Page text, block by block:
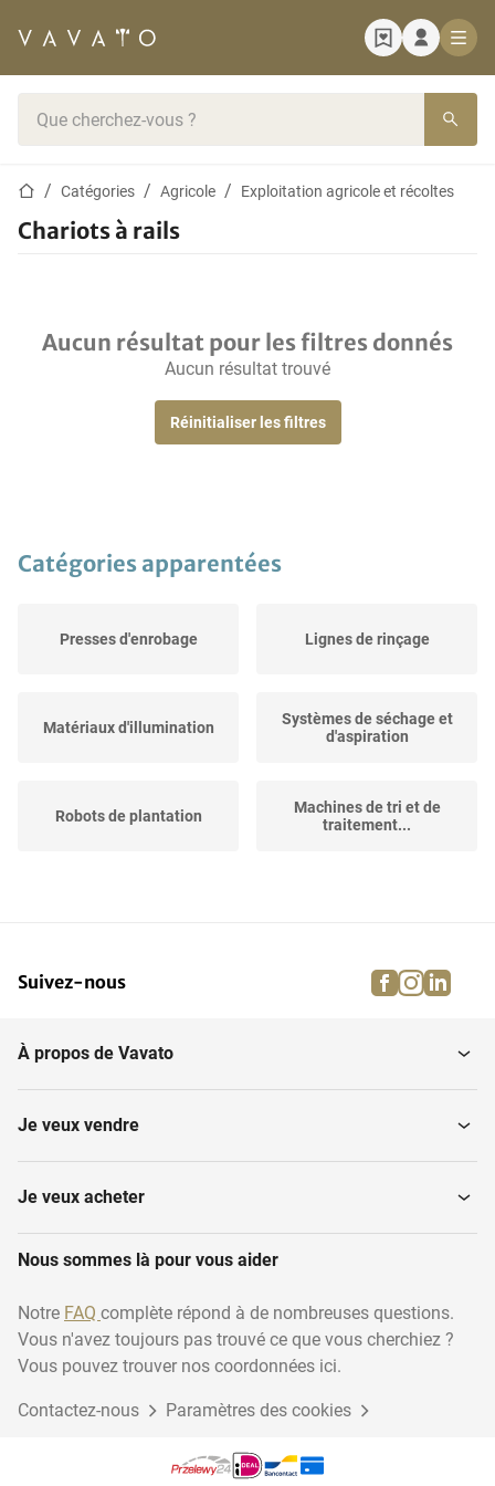
Page d'accueil
Catégories Agricole Exploitation agricole et récoltes
Chariots à rails
Aucun résultat pour les filtres donnés
Aucun résultat trouvé
Réinitialiser les filtres
Catégories apparentées
Presses d'enrobage Lignes de rinçage
Matériaux d'illumination
Systèmes de séchage et
d'aspiration
Robots de plantation
Machines de tri et de
traitement...
Autre équipement
Systèmes de croissance
et...
Convoyeurs
Gouttières croissantes Bennes basculantes
Suivez-nous facebook
À propos de Vavato
Je veux vendre
Je veux acheter
Nous sommes là pour vous aider
Notre FAQ complète répond à de nombreuses questions.
Vous n'avez toujours pas trouvé ce que vous cherchiez ?
Vous pouvez trouver nos coordonnées ici.
Contactez-nous Paramètres des cookies